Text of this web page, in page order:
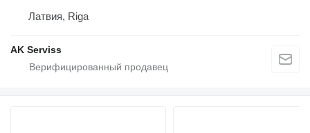
Латвия, Riga
AK Serviss